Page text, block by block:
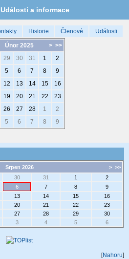
Události a informace
Historie Členové Události
> >>
Únor 2025
29 30 31 1
2
5 6 7 8
9
12 13 14 15
16
19 20 21 22
23
26 27 28 1
2
5 6 7 8 9
> >>
Srpen 2026
30 31 1
2
6 7 8
9
13 14 15
16
20 21 22
23
27 28 29
30
3 4 5 6
[Nahoru]